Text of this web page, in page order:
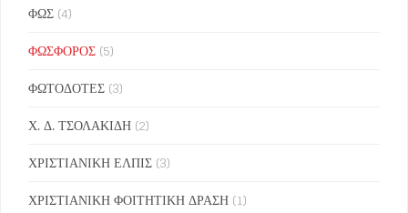
ΦΩΣ (4)
ΦΩΣΦΟΡΟΣ (5)
ΦΩΤΟΔΟΤΕΣ (3)
Χ. Δ. ΤΣΟΛΑΚΙΔΗ (2)
ΧΡΙΣΤΙΑΝΙΚΗ ΕΛΠΙΣ (3)
ΧΡΙΣΤΙΑΝΙΚΗ ΦΟΙΤΗΤΙΚΗ ΔΡΑΣΗ (1)